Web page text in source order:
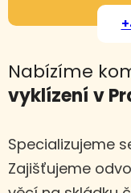
Nabízíme
vyklízení v
Specializujeme
Zajišťujeme